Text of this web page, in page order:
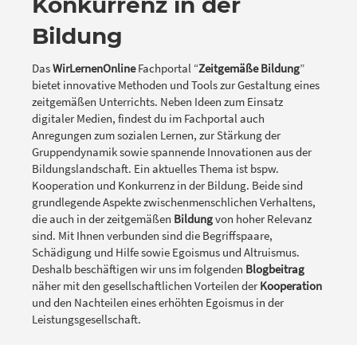
Bildung
DasWirLernenOnlineFachportal “Zeitgemäße Bildung”
bietet innovative Methoden und Tools zur Gestaltung eines
zeitgemäßen Unterrichts. Neben Ideen zum Einsatz
digitaler Medien, findest du im Fachportal auch
Anregungen zum sozialen Lernen, zur Stärkung der
Gruppendynamik sowie spannende Innovationen aus der
Bildungslandschaft. Ein aktuelles Thema ist bspw.
Kooperation und Konkurrenz in der Bildung. Beide sind
grundlegende Aspekte zwischenmenschlichen Verhaltens,
die auch in der zeitgemäßen Bildungvon hoher Relevanz
sind. Mit Ihnen verbunden sind die Begriffspaare,
Schädigung und Hilfe sowie Egoismus und Altruismus.
Deshalb beschäftigen wir uns im folgenden Blogbeitrag
näher mit den gesellschaftlichen Vorteilen derKooperation
und den Nachteilen eines erhöhten Egoismus in der
Leistungsgesellschaft.